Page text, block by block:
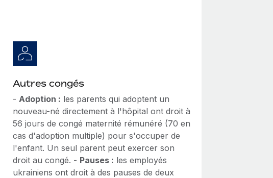
Autres congés
-Adoption : les parents qui adoptent un
nouveau-né directement à l'hôpital ont droit à
56 jours de congé maternité rémunéré (70 en
cas d'adoption multiple) pour s'occuper de
l'enfant. Un seul parent peut exercer son
droit au congé. - Pauses : les employés
ukrainiens ont droit à des pauses de deux